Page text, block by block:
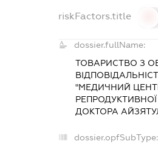
riskFactors.title
dossier.fullName:
ТОВАРИСТВО З
"МЕДИЧНИЙ
ДОКТОРА
dossier.opfSubType: